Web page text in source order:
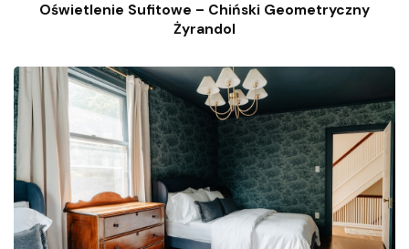
Oświetlenie Sufitowe – Chiński Geometryczny
Żyrandol